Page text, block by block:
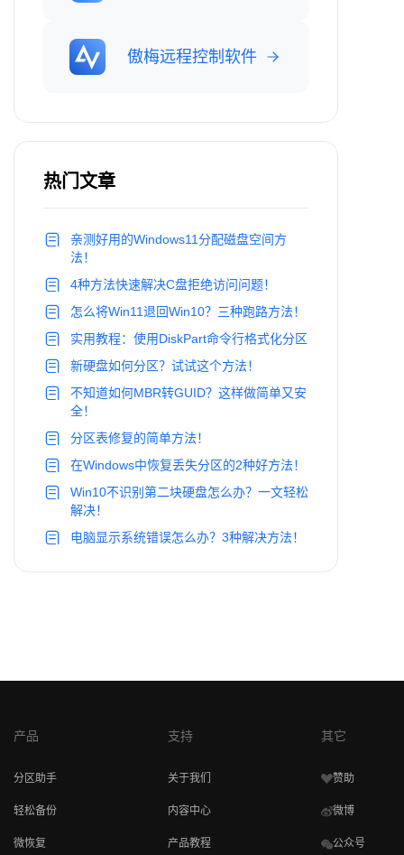
傲梅远程控制软件
热门文章
亲测好用的Windows11分配磁盘空间方
法！
4种方法快速解决C盘拒绝访问问题！
怎么将Win11退回Win10？三种跑路方法！
实用教程：使用DiskPart命令行格式化分区
新硬盘如何分区？试试这个方法！
不知道如何MBR转GUID？这样做简单又安
全！
分区表修复的简单方法！
在Windows中恢复丢失分区的2种好方法！
Win10不识别第二块硬盘怎么办？一文轻松
解决！
电脑显示系统错误怎么办？3种解决方法！
产品
分区助手
轻松备份
微恢复
支持
关于我们
内容中心
产品教程
其它
赞助
微博
公众号